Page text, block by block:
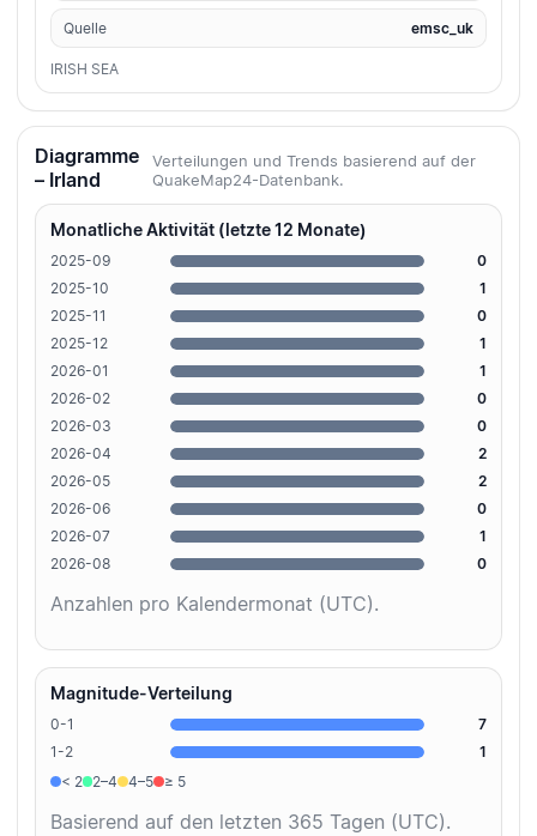
Quelle emsc_uk
IRISH SEA
Diagramme
– Irland
Verteilungen und Trends basierend auf der
QuakeMap24-Datenbank.
Monatliche Aktivität (letzte 12 Monate)
2025-09
0
2025-10
1
2025-11
0
2025-12
1
2026-01
1
2026-02
0
2026-03
0
2026-04
2
2026-05
2
2026-06
0
2026-07
1
2026-08
0
Anzahlen pro Kalendermonat (UTC).
Magnitude-Verteilung
0-1
7
1-2
1
< 2
2–4 4–5 ≥ 5
Basierend auf den letzten 365 Tagen (UTC).